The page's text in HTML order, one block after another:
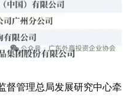
管理总局发展研究中心牵